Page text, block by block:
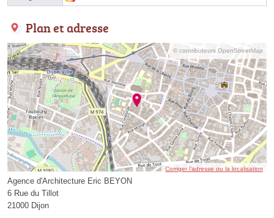
Plan et adresse
© contributeurs OpenStreetMap
Corriger l’adresse ou la localisation
Agence d'Architecture Eric BEYON
6 Rue du Tillot
21000 Dijon